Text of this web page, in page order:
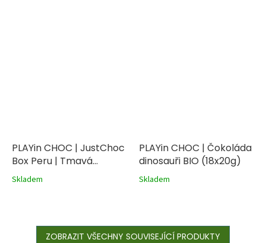
PLAYin CHOC | JustChoc
Box Peru | Tmavá
čokoláda BIO (20x30g)
Skladem
PLAYin CHOC | Čokoláda
dinosauři BIO (18x20g)
Skladem
ZOBRAZIT VŠECHNY SOUVISEJÍCÍ PRODUKTY